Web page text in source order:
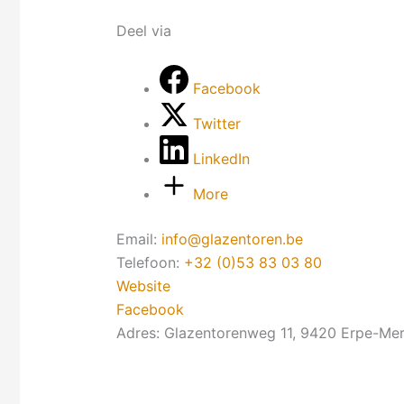
Deel via
Facebook
Twitter
LinkedIn
More
Email: info@glazentoren.be
Telefoon: +32 (0)53 83 03 80
Website
Facebook
Adres: Glazentorenweg 11, 9420 Erpe-